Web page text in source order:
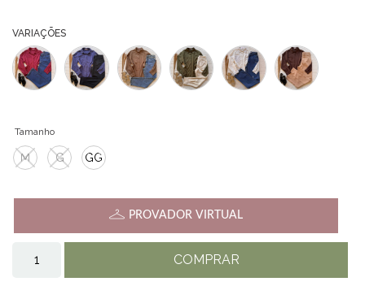
VARIAÇÕES
Tamanho
M G GG
PROVADOR VIRTUAL
COMPRAR